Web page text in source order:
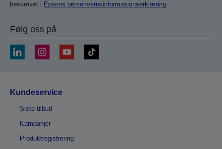
beskrevet i Epsons personvernsinformasjonserklæring.
Følg oss på
Kundeservice
Siste tilbud
Kampanjer
Produktregistrering